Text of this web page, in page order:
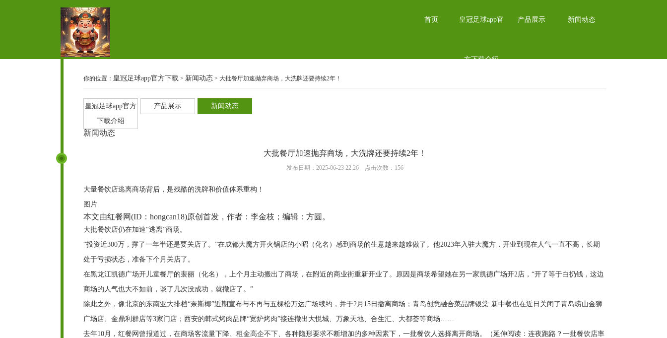
首页 皇冠足球app官
方下载介绍
产品展示 新闻动态
你的位置： 皇冠足球app官方下载 > 新闻动态 > 大批餐厅加速抛弃商场，大洗牌还要持续2年！
皇冠足球app官方
下载介绍
产品展示 新闻动态
新闻动态
大批餐厅加速抛弃商场，大洗牌还要持续2年！
发布日期：2025-06-23 22:26 点击次数：156
大量餐饮店逃离商场背后，是残酷的洗牌和价值体系重构！
图片
本文由红餐网(ID：hongcan18)原创首发，作者：李金枝；编辑：方圆。
大批餐饮店仍在加速“逃离”商场。
“投资近300万，撑了一年半还是要关店了。”在成都大魔方开火锅店的小昭（化名）感到商场的生意越来越难做了。他2023年入驻大魔方，开业到现在人气一直不高，长期
处于亏损状态，准备下个月关店了。
在黑龙江凯德广场开儿童餐厅的裴丽（化名），上个月主动搬出了商场，在附近的商业街重新开业了。原因是商场希望她在另一家凯德广场开2店，“开了等于白扔钱，这边
商场的人气也大不如前，谈了几次没成功，就撤店了。”
除此之外，像北京的东南亚大排档“奈斯椰”近期宣布与不再与五棵松万达广场续约，并于2月15日撤离商场；青岛创意融合菜品牌银棠·新中餐也在近日关闭了青岛崂山金狮
广场店、金鼎利群店等3家门店；西安的韩式烤肉品牌“宽炉烤肉”接连撤出大悦城、万象天地、合生汇、大都荟等商场……
去年10月，红餐网曾报道过，在商场客流量下降、租金高企不下、各种隐形要求不断增加的多种因素下，一批餐饮人选择离开商场。（延伸阅读：连夜跑路？一批餐饮店率